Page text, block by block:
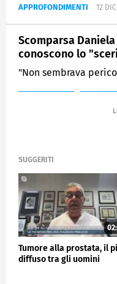
APPROFONDIMENTI 12
Scomparsa
conoscono lo
"Non sembrava
SUGGERITI
Tumore alla prostata, il
diffuso tra gli uomini